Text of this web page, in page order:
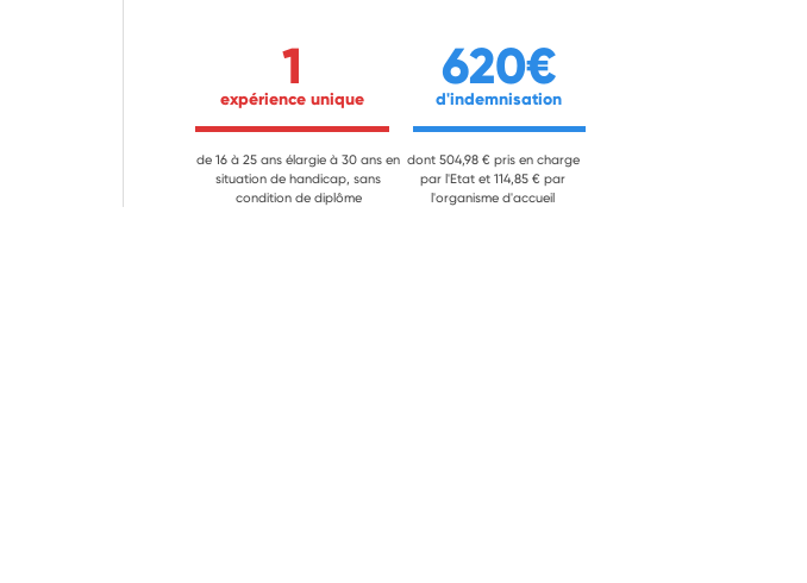
1
expérience unique
de 16 à 25 ans élargie à 30 ans en
situation de handicap, sans
condition de diplôme
620€
d'indemnisation
dont 504,98 € pris en charge
par l'Etat et 114,85 € par
l'organisme d'accueil